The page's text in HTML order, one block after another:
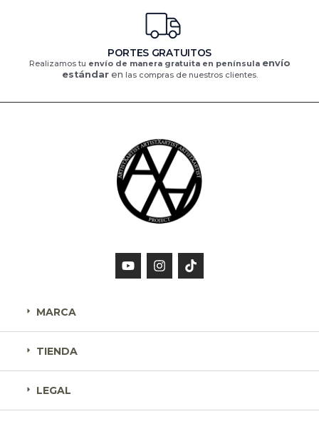
PORTES GRATUITOS
Realizamos tu envío de manera gratuita en península envío
estándaren las compras de nuestros clientes.
MARCA
TIENDA
LEGAL